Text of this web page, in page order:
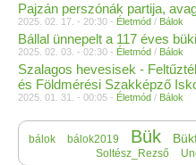
Pajzán perszónák partija,
2025. 02. 17. - 20:30 - Életmód / Bálok
Bállal ünnepelt a 117 éves
2025. 02. 03. - 02:30 - Életmód / Bálok
Szalagos hevesisek -
és Földmérési Szakképző
2025. 01. 31. - 00:05 - Életmód / Bálok
bálok bálok2019 Bük
Soltész_Rezső